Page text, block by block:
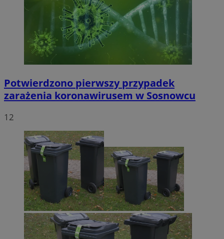
Potwierdzono pierwszy przypadek
zarażenia koronawirusem w Sosnowcu
12